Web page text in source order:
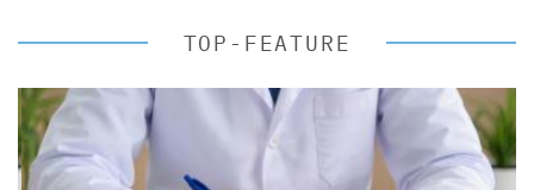
TOP-FEATURE